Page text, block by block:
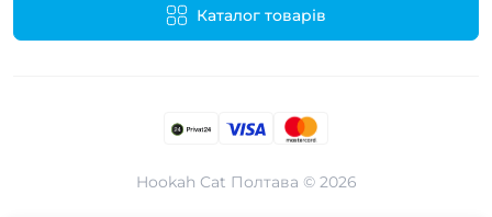
Каталог товарів
Hookah Cat Полтава © 2026